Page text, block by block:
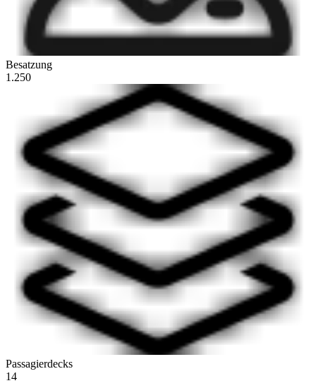
Besatzung
1.250
Passagierdecks
14